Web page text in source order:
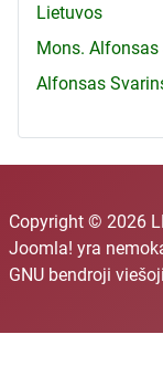
Lietuvos
Mons. Alfonsas
Alfonsas
Copyright © 2026
Joomla! yra
GNU bendroji